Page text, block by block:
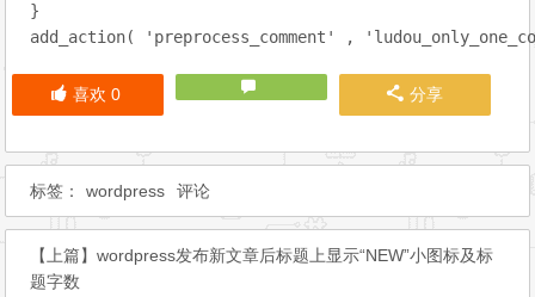
}
喜欢 0 分享
标签： wordpress 评论
【上篇】wordpress发布新文章后标题上显示“NEW”小图标及标
题字数